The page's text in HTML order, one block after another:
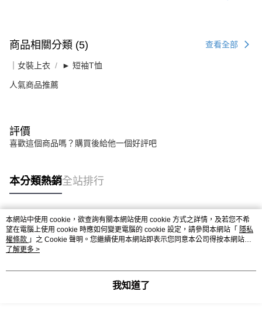
商品相關分類 (5) 查看全部
｜女裝上衣 ► 短袖T恤
人氣商品推薦
評價
喜歡這個商品嗎？購買後給他一個好評吧
本分類熱銷全站排行
熱門標籤
本網站中使用 cookie，欲查詢有關本網站使用 cookie 方式之詳情，及若您不希
望在電腦上使用 cookie 時應如何變更電腦的 cookie 設定，請參閱本網站「 隱私
權條款 」之 Cookie 聲明。您繼續使用本網站即表示您同意本公司得按本網站使
用條款之 Cookie 聲明使用 cookie。
了解更多 >
我知道了